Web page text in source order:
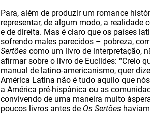
Para, além de produzir um romance
representar, de algum modo, a realidade
e de direita. Mas é claro que os países
sofrendo males parecidos – pobreza,
Sertões como um livro de interpretação,
afirmar sobre o livro de Euclides: “Creio
manual de latino-americanismo, quer
América Latina não é tudo aquilo que
a América pré-hispânica ou as
convivendo de uma maneira muito
poucos livros antes de Os Sertões